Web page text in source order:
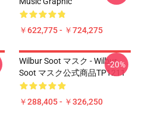
￥622,775 - ￥724,275
Wilbur Soot マスク - Wilbur
Soot マスク公式商品TP1211
￥288,405 - ￥326,250
-20%